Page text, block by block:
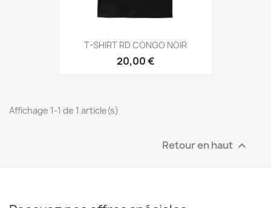
T-SHIRT RD CONGO NOIR
20,00 €
Affichage 1-1 de 1 article(s)
Retour en haut 